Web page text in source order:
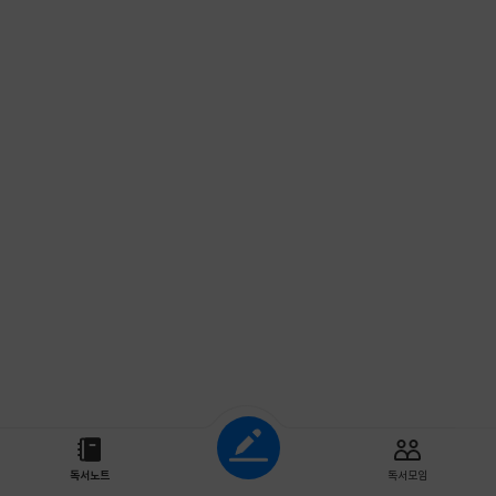
조회하기
독서노트 독서모임